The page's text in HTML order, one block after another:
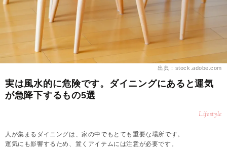
出典：stock.adobe.com
実は風水的に危険です。ダイニングにあると運気
が急降下するもの5選
Lifestyle
人が集まるダイニングは、家の中でもとても重要な場所です。
運気にも影響するため、置くアイテムには注意が必要です。